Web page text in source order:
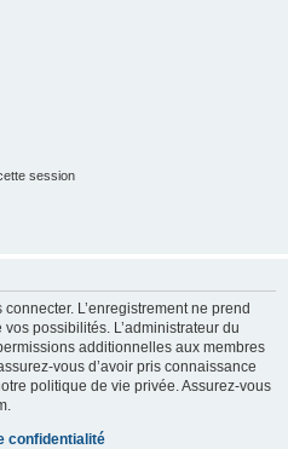
session
L’enregistrement ne prend
possibilités. L’administrateur du
additionnelles aux membres
vous d’avoir pris connaissance
politique de vie privée. Assurez-vous
confidentialité